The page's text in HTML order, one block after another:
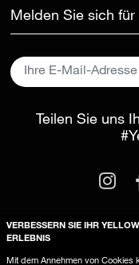
Melden Sie sich
Teilen Sie uns
VERBESSERN SIE IHR
ERLEBNIS
Mit dem Annehmen von Cookies